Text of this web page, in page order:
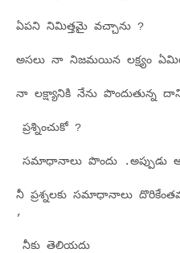
ఏపని నిమిత్తమై వచ్చాను ?
అసలు నా నిజమయిన లక్ష్యం
నా లక్ష్యానికి నేను పొందుతున్న
ప్రశ్నించుకో ?
సమాధానాలు పొందు .అప్పుడు
నీ ప్రశ్నలకు సమాధానాలు
,
నీకు తెలియదు